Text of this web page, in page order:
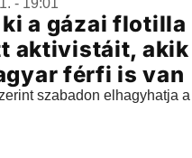
- 19:01
a gázai flotilla
aktivistáit, akik
férfi is van
szabadon elhagyhatja a